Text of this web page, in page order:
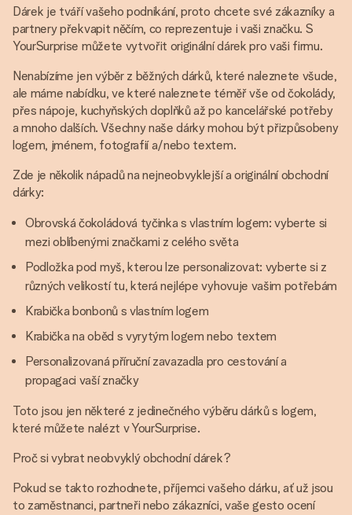
Dárek je tváří vašeho podnikání, proto chcete své zákazníky a
partnery překvapit něčím, co reprezentuje i vaši značku. S
YourSurprise můžete vytvořit originální dárek pro vaši firmu.
Nenabízíme jen výběr z běžných dárků, které naleznete všude,
ale máme nabídku, ve které naleznete téměř vše od čokolády,
přes nápoje, kuchyňských doplňků až po kancelářské potřeby
a mnoho dalších. Všechny naše dárky mohou být přizpůsobeny
logem, jménem, ​​fotografií a/nebo textem.
Zde je několik nápadů na nejneobvyklejší a originální obchodní
dárky:
Obrovská čokoládová tyčinka s vlastním logem: vyberte si
mezi oblíbenými značkami z celého světa
Podložka pod myš, kterou lze personalizovat: vyberte si z
různých velikostí tu, která nejlépe vyhovuje vašim potřebám
Krabička bonbonů s vlastním logem
Krabička na oběd s vyrytým logem nebo textem
Personalizovaná příruční zavazadla pro cestování a
propagaci vaší značky
Toto jsou jen některé z jedinečného výběru dárků s logem,
které můžete nalézt v YourSurprise.
Proč si vybrat neobvyklý obchodní dárek?
Pokud se takto rozhodnete, příjemci vašeho dárku, ať už jsou
to zaměstnanci, partneři nebo zákazníci, vaše gesto ocení